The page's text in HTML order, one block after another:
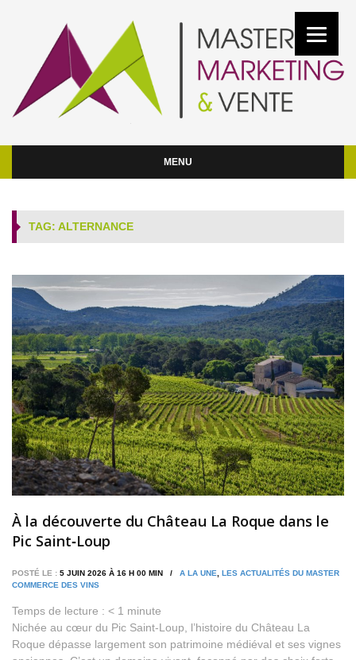
MENU
TAG: ALTERNANCE
À la découverte du Château La Roque dans le
Pic Saint‑Loup
POSTÉ LE : 5 JUIN 2026 À 16 H 00 MIN / A LA UNE, LES ACTUALITÉS DU MASTER
COMMERCE DES VINS
Temps de lecture : < 1 minute
Nichée au cœur du Pic Saint‑Loup, l’histoire du Château La
Roque dépasse largement son patrimoine médiéval et ses vignes